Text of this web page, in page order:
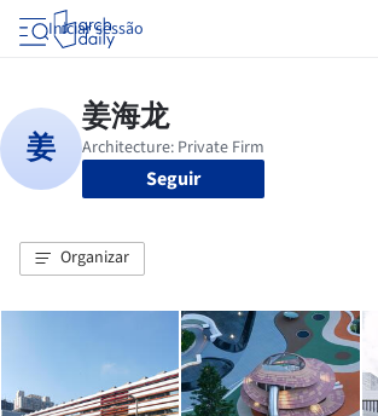
Iniciar sessão
Seguir
Organizar